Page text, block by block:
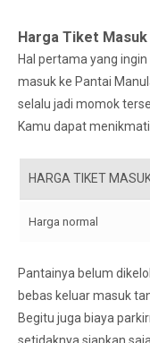
Harga Tiket
Hal pertama yang
masuk ke Pantai
selalu jadi momok
Kamu dapat
HARGA TIKET
Harga normal
Pantainya belum
bebas keluar masuk
Begitu juga biaya